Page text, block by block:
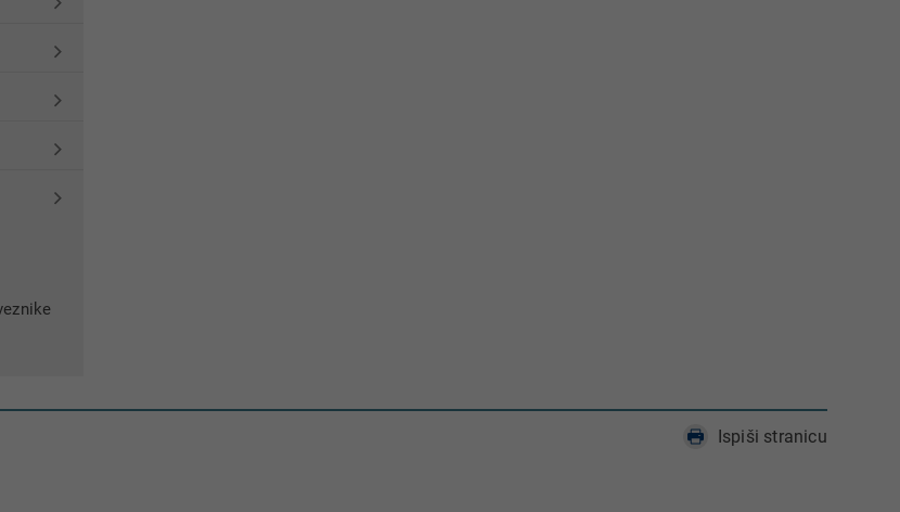
Ispiši stranicu